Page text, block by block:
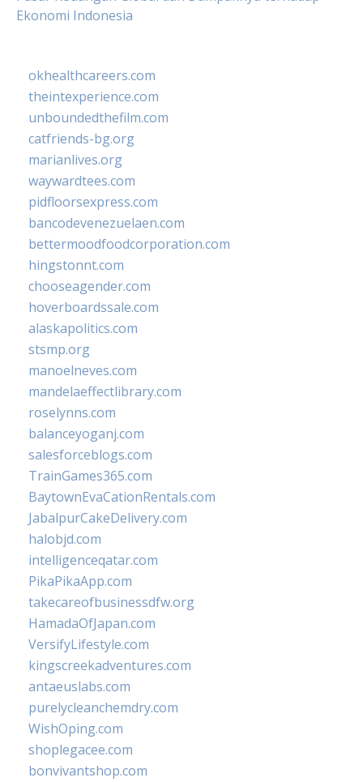
Ekonomi Indonesia
okhealthcareers.com
theintexperience.com
unboundedthefilm.com
catfriends-bg.org
marianlives.org
waywardtees.com
pidfloorsexpress.com
bancodevenezuelaen.com
bettermoodfoodcorporation.com
hingstonnt.com
chooseagender.com
hoverboardssale.com
alaskapolitics.com
stsmp.org
manoelneves.com
mandelaeffectlibrary.com
roselynns.com
balanceyoganj.com
salesforceblogs.com
TrainGames365.com
BaytownEvaCationRentals.com
JabalpurCakeDelivery.com
halobjd.com
intelligenceqatar.com
PikaPikaApp.com
takecareofbusinessdfw.org
HamadaOfJapan.com
VersifyLifestyle.com
kingscreekadventures.com
antaeuslabs.com
purelycleanchemdry.com
WishOping.com
shoplegacee.com
bonvivantshop.com